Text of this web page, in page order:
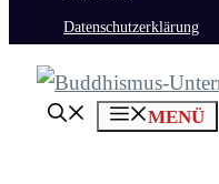
Datenschutzerklärung
MENÜ